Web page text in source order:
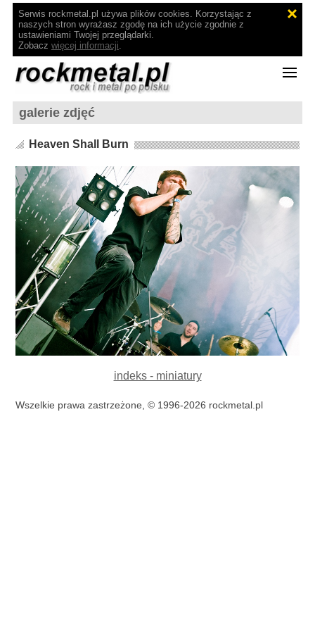
Serwis rockmetal.pl używa plików cookies. Korzystając z
naszych stron wyrażasz zgodę na ich użycie zgodnie z
ustawieniami Twojej przeglądarki.
Zobacz więcej informacji.
galerie zdjęć
Heaven Shall Burn
indeks - miniatury
Wszelkie prawa zastrzeżone, © 1996-2026 rockmetal.pl